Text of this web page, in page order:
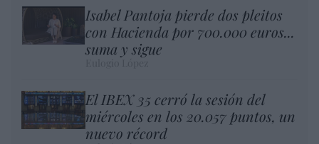
Isabel Pantoja pierde dos pleitos
con Hacienda por 700.000 euros...
suma y sigue
El IBEX 35 cerró la sesión del
miércoles en los 20.057 puntos, un
nuevo récord